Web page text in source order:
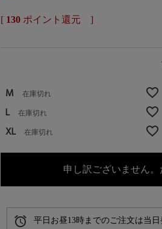
[ 130 ポイント還元 ]
M 在庫切れ
L 在庫切れ
XL 在庫切れ
申し訳ございません。
alarm 平日お昼13時までのご注文は当日